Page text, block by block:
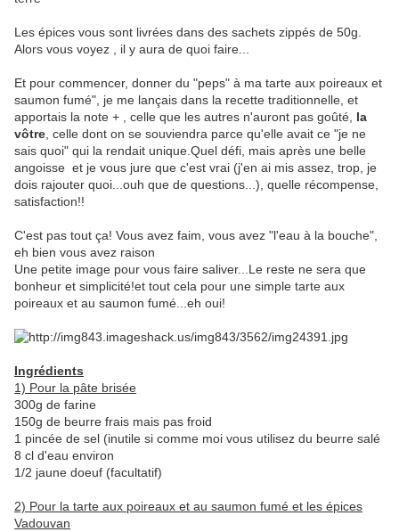
Les épices vous sont livrées dans des sachets zippés de 50g.
Alors vous voyez , il y aura de quoi faire...
Et pour commencer, donner du "peps" à ma tarte aux poireaux et
saumon fumé", je me lançais dans la recette traditionnelle, et
apportais la note + , celle que les autres n'auront pas goûté, la
vôtre , celle dont on se souviendra parce qu'elle avait ce "je ne
sais quoi" qui la rendait unique.Quel défi, mais après une belle
angoisse et je vous jure que c'est vrai (j'en ai mis assez, trop, je
dois rajouter quoi...ouh que de questions...), quelle récompense,
satisfaction!!
C'est pas tout ça! Vous avez faim, vous avez "l'eau à la bouche",
eh bien vous avez raison
Une petite image pour vous faire saliver...Le reste ne sera que
bonheur et simplicité!et tout cela pour une simple tarte aux
poireaux et au saumon fumé...eh oui!
Ingrédients
1) Pour la pâte brisée
300g de farine
150g de beurre frais mais pas froid
1 pincée de sel (inutile si comme moi vous utilisez du beurre salé
8 cl d'eau environ
1/2 jaune doeuf (facultatif)
2) Pour la tarte aux poireaux et au saumon fumé et les épices
Vadouvan